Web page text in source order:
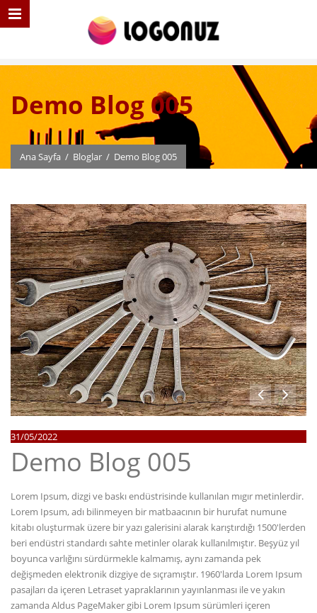
Demo Blog 005
Ana Sayfa / Bloglar / Demo Blog 005
31/05/2022
Demo Blog 005
Lorem Ipsum, dizgi ve baskı endüstrisinde kullanılan mıgır metinlerdir.
Lorem Ipsum, adı bilinmeyen bir matbaacının bir hurufat numune
kitabı oluşturmak üzere bir yazı galerisini alarak karıştırdığı 1500'lerden
beri endüstri standardı sahte metinler olarak kullanılmıştır. Beşyüz yıl
boyunca varlığını sürdürmekle kalmamış, aynı zamanda pek
değişmeden elektronik dizgiye de sıçramıştır. 1960'larda Lorem Ipsum
pasajları da içeren Letraset yapraklarının yayınlanması ile ve yakın
zamanda Aldus PageMaker gibi Lorem Ipsum sürümleri içeren